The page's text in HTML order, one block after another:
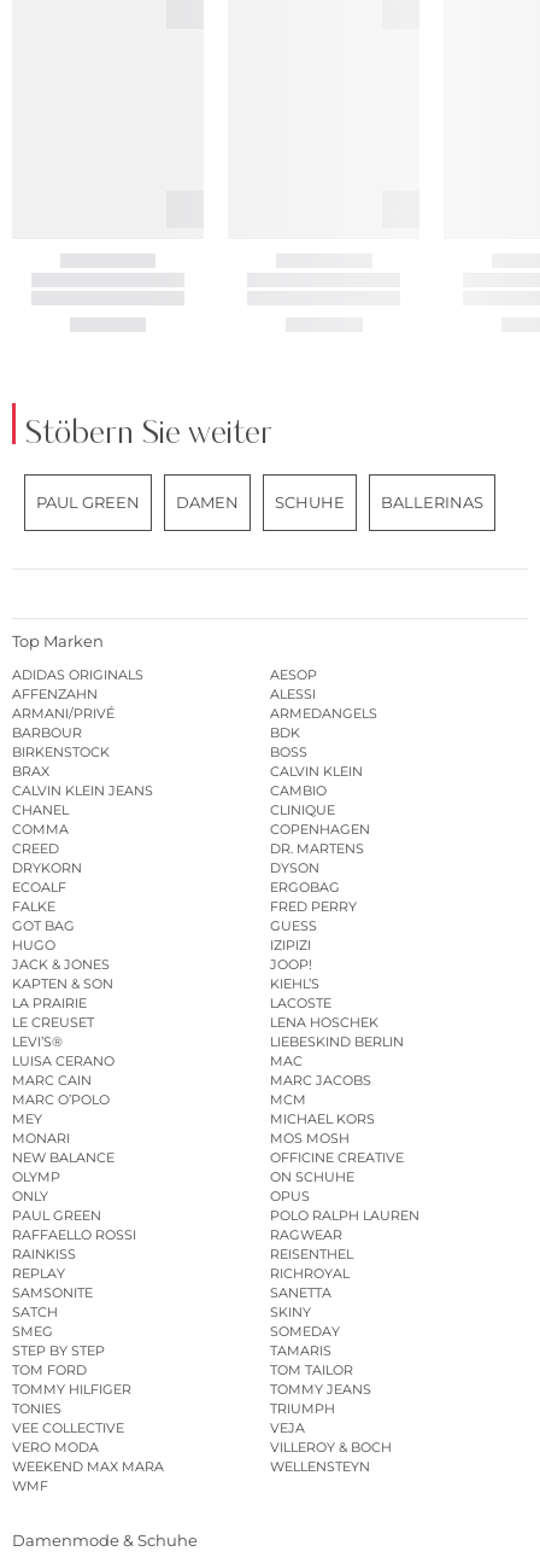
Stöbern Sie weiter
PAUL GREEN DAMEN SCHUHE BALLERINAS
Top Marken
ADIDAS ORIGINALS
AESOP
AFFENZAHN
ALESSI
ARMANI/PRIVÉ
ARMEDANGELS
BARBOUR
BDK
BIRKENSTOCK
BOSS
BRAX
CALVIN KLEIN
CALVIN KLEIN JEANS
CAMBIO
CHANEL
CLINIQUE
COMMA
COPENHAGEN
CREED
DR. MARTENS
DRYKORN
DYSON
ECOALF
ERGOBAG
FALKE
FRED PERRY
GOT BAG
GUESS
HUGO
IZIPIZI
JACK & JONES
JOOP!
KAPTEN & SON
KIEHL’S
LA PRAIRIE
LACOSTE
LE CREUSET
LENA HOSCHEK
LEVI’S®
LIEBESKIND BERLIN
LUISA CERANO
MAC
MARC CAIN
MARC JACOBS
MARC O’POLO
MCM
MEY
MICHAEL KORS
MONARI
MOS MOSH
NEW BALANCE
OFFICINE CREATIVE
OLYMP
ON SCHUHE
ONLY
OPUS
PAUL GREEN
POLO RALPH LAUREN
RAFFAELLO ROSSI
RAGWEAR
RAINKISS
REISENTHEL
REPLAY
RICHROYAL
SAMSONITE
SANETTA
SATCH
SKINY
SMEG
SOMEDAY
STEP BY STEP
TAMARIS
TOM FORD
TOM TAILOR
TOMMY HILFIGER
TOMMY JEANS
TONIES
TRIUMPH
VEE COLLECTIVE
VEJA
VERO MODA
VILLEROY & BOCH
WEEKEND MAX MARA
WELLENSTEYN
WMF
Damenmode & Schuhe